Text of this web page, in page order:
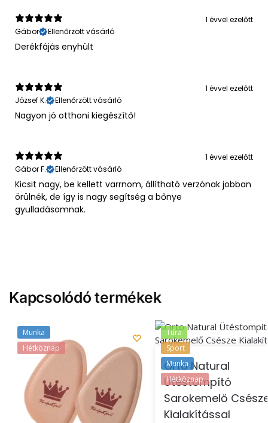
1 évvel ezelőtt
Gábor
Ellenőrzött vásárló
Derékfájás enyhült
1 évvel ezelőtt
József K.
Ellenőrzött vásárló
Nagyon jó otthoni kiegészítő!
1 évvel ezelőtt
Gábor F.
Ellenőrzött vásárló
Kicsit nagy, be kellett varrnom, állítható verzónak jobban
örülnék, de így is nagy segítség a bőnye
gyulladásomnak.
Kapcsolódó termékek
Munka
Hétköznap
Túra
Sport
Munka
Hétköznap
Orto Natural
Ütéstompító
Sarokemelő
Kialakítással